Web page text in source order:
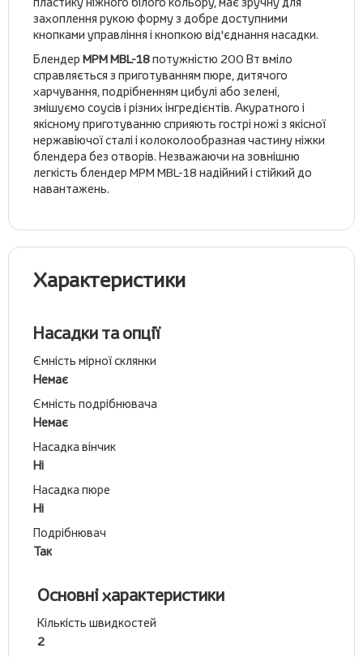
захоплення рукою форму з добре доступними
кнопками управління і кнопкою від'єднання насадки.
Блендер MPM MBL-18потужністю 200 Вт вміло
справляється з приготуванням пюре, дитячого
харчування, подрібненням цибулі або зелені,
змішуємо соусів і різних інгредієнтів. Акуратного і
якісному приготуванню сприяють гострі ножі з якісної
нержавіючої сталі і колоколообразная частину ніжки
блендера без отворів. Незважаючи на зовнішню
легкість блендер MPM MBL-18 надійний і стійкий до
навантажень.
Характеристики
Насадки та опції
Ємність мірної склянки
Немає
Ємність подрібнювача
Немає
Насадка вінчик
Ні
Насадка пюре
Ні
Подрібнювач
Так
Основні характеристики
Кількість швидкостей
2